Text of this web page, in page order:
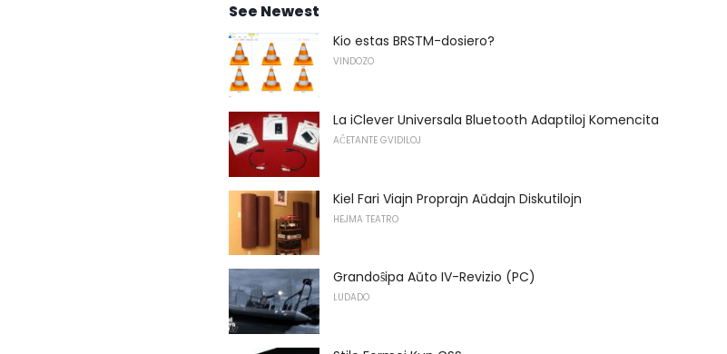
See Newest
Kio estas BRSTM-dosiero?
VINDOZO
La iClever Universala Bluetooth Adaptiloj Komencita
AĈETANTE GVIDILOJ
Kiel Fari Viajn Proprajn Aŭdajn Diskutilojn
HEJMA TEATRO
Grandoŝipa Aŭto IV-Revizio (PC)
LUDADO